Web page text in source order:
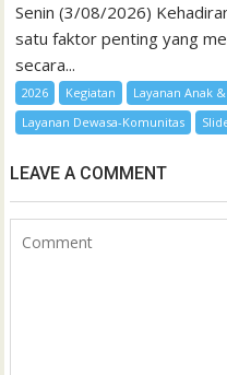
Senin (3/08/2026)
satu faktor penting yang
secara...
2026 Kegiatan
Layanan Anak
Layanan Dewasa-Komunitas
LEAVE A COMMENT